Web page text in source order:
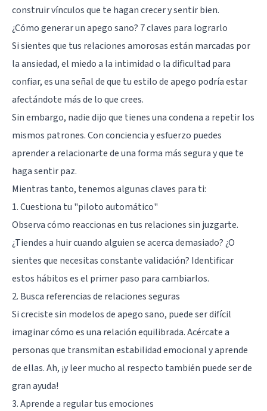
construir vínculos que te hagan crecer y sentir bien.
¿Cómo generar un apego sano? 7 claves para lograrlo
Si sientes que tus relaciones amorosas están marcadas por
la ansiedad, el miedo a la intimidad o la dificultad para
confiar, es una señal de que tu estilo de apego podría estar
afectándote más de lo que crees.
Sin embargo, nadie dijo que tienes una condena a repetir los
mismos patrones. Con conciencia y esfuerzo puedes
aprender a relacionarte de una forma más segura y que te
haga sentir paz.
Mientras tanto, tenemos algunas claves para ti:
1. Cuestiona tu "piloto automático"
Observa cómo reaccionas en tus relaciones sin juzgarte.
¿Tiendes a huir cuando alguien se acerca demasiado? ¿O
sientes que necesitas constante validación? Identificar
estos hábitos es el primer paso para cambiarlos.
2. Busca referencias de relaciones seguras
Si creciste sin modelos de apego sano, puede ser difícil
imaginar cómo es una relación equilibrada. Acércate a
personas que transmitan estabilidad emocional y aprende
de ellas. Ah, ¡y leer mucho al respecto también puede ser de
gran ayuda!
3. Aprende a regular tus emociones